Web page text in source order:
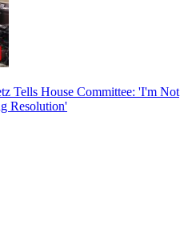
Tells House Committee: 'I'm Not
Resolution'